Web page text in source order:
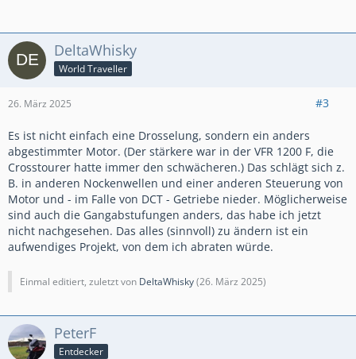
DeltaWhisky
World Traveller
26. März 2025 #3
Es ist nicht einfach eine Drosselung, sondern ein anders
abgestimmter Motor. (Der stärkere war in der VFR 1200 F, die
Crosstourer hatte immer den schwächeren.) Das schlägt sich z.
B. in anderen Nockenwellen und einer anderen Steuerung von
Motor und - im Falle von DCT - Getriebe nieder. Möglicherweise
sind auch die Gangabstufungen anders, das habe ich jetzt
nicht nachgesehen. Das alles (sinnvoll) zu ändern ist ein
aufwendiges Projekt, von dem ich abraten würde.
Einmal editiert, zuletzt von DeltaWhisky(26. März 2025)
PeterF
Entdecker